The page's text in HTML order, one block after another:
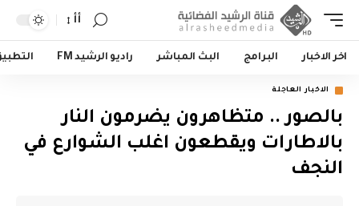
أأ
اخر الاخبار البرامج البث المباشر راديو الرشيد FM
الاخبار العاجلة
بالصور .. متظاهرون يضرمون النار
بالاطارات ويقطعون اغلب الشوارع في
النجف